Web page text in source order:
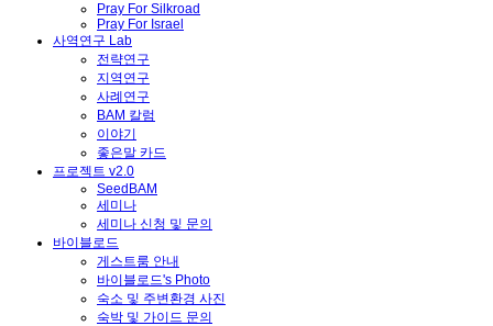
Pray For Silkroad
Pray For Israel
사역연구 Lab
전략연구
지역연구
사례연구
BAM 칼럼
이야기
좋은말 카드
프로젝트 v2.0
SeedBAM
세미나
세미나 신청 및 문의
바이블로드
게스트룸 안내
바이블로드's Photo
숙소 및 주변환경 사진
숙박 및 가이드 문의